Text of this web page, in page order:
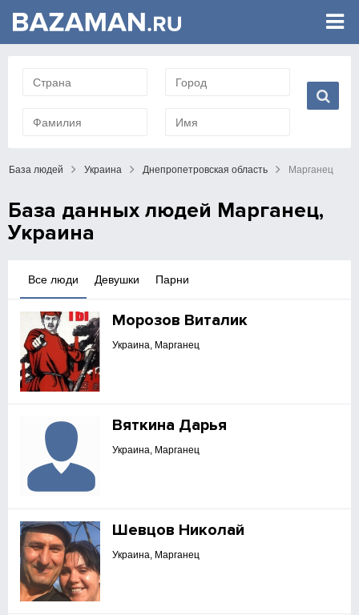
База людей Украина Днепропетровская область Марганец
База данных людей Марганец,
Украина
Парни
Девушки
Все люди
Морозов Виталик
Украина, Марганец
Вяткина Дарья
Украина, Марганец
Шевцов Николай
Украина, Марганец